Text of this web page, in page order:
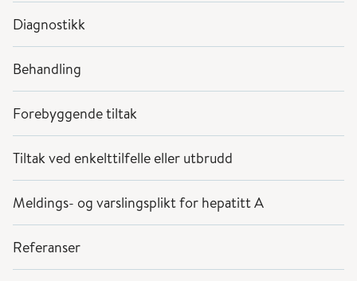
Diagnostikk
Behandling
Forebyggende tiltak
Tiltak ved enkelttilfelle eller utbrudd
Meldings- og varslingsplikt for hepatitt A
Referanser